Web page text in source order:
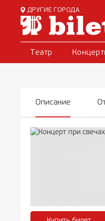
ДРУГИЕ ГОРОДА
Театр
Описание